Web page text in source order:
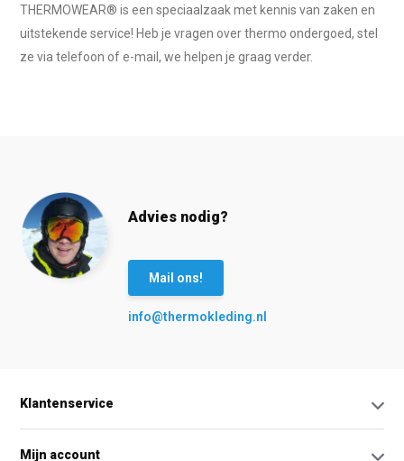
THERMOWEAR® is een speciaalzaak met kennis van zaken en
uitstekende service! Heb je vragen over thermo ondergoed, stel
ze via telefoon of e-mail, we helpen je graag verder.
Advies nodig?
Mail ons!
info@thermokleding.nl
Klantenservice
Mijn account